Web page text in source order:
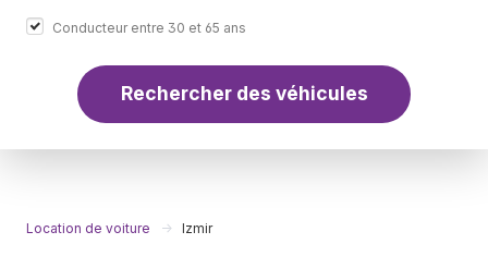
Conducteur entre 30 et 65 ans
Rechercher des véhicules
Location de voiture Izmir